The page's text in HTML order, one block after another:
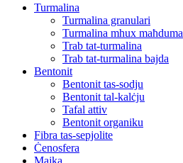
Turmalina
Turmalina granulari
Turmalina mhux maħduma
Trab tat-turmalina
Trab tat-turmalina bajda
Bentonit
Bentonit tas-sodju
Bentonit tal-kalċju
Tafal attiv
Bentonit organiku
Fibra tas-sepjolite
Ċenosfera
Majka